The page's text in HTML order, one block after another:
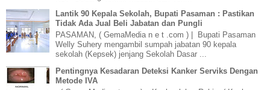
Lantik 90 Kepala Sekolah, Bupati Pasaman : Pastikan
Tidak Ada Jual Beli Jabatan dan Pungli
PASAMAN, ( GemaMedia n e t .com ) | Bupati Pasaman
Welly Suhery mengambil sumpah jabatan 90 kepala
sekolah (Kepsek) jenjang Sekolah Dasar ...
Pentingnya Kesadaran Deteksi Kanker Serviks Dengan
Metode IVA